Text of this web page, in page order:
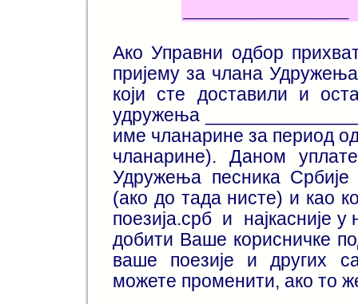
Ако Управни одбор
пријему за члана
који сте доставили и
удружења
име чланарине за период
чланарине). Даном
Удружења песника
(ако до тада нисте) и као
поезија.срб и најкасније
добити Ваше корисничке
ваше поезије и других
можете променити, ако то